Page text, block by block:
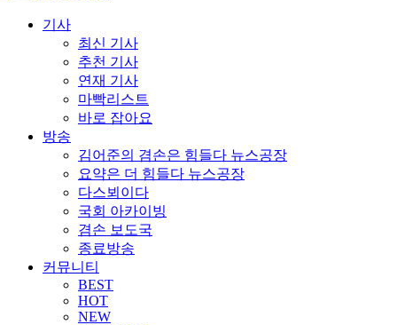
기사
최신 기사
추천 기사
연재 기사
마빡리스트
바로 잡아요
방송
김어준의 겸손은 힘들다 뉴스공장
요약은 더 힘들다 뉴스공장
다스뵈이다
국회 아카이빙
겸손 보도국
종료방송
커뮤니티
BEST
HOT
NEW